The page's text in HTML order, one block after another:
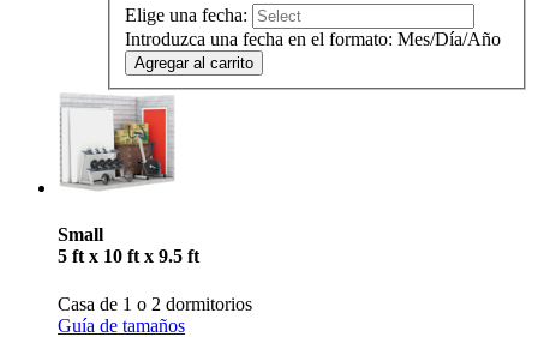
Elige una fecha:
Introduzca una fecha en el formato: Mes/Día/Año
Agregar al carrito
Small
5 ft x 10 ft x 9.5 ft
Casa de 1 o 2 dormitorios
Guía de tamaños